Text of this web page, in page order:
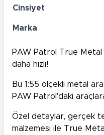
Cinsiyet
Marka
PAW Patrol True Metal
daha hızlı!
Bu 1:55 ölçekli metal
PAW Patrol'daki
Özel detaylar, gerçek
malzemesi ile True